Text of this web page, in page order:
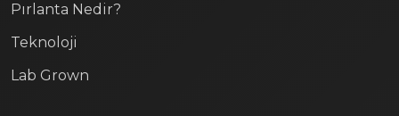
Pırlanta Nedir?
Teknoloji
Lab Grown